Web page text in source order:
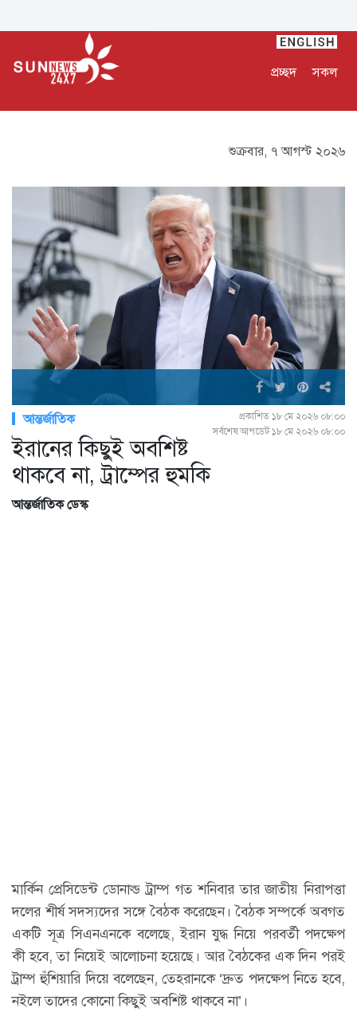
প্রচ্ছদ সকল
শুক্রবার, ৭ আগস্ট ২০২৬
আন্তর্জাতিক
প্রকাশিত ১৮ মে ২০২৬ ০৮:০০
সর্বশেষ আপডেট ১৮ মে ২০২৬ ০৮:০০
ইরানের কিছুই অবশিষ্ট
থাকবে না, ট্রাম্পের হুমকি
আন্তর্জাতিক ডেস্ক
মার্কিন প্রেসিডেন্ট ডোনাল্ড ট্রাম্প গত শনিবার তার জাতীয় নিরাপত্তা
দলের শীর্ষ সদস্যদের সঙ্গে বৈঠক করেছেন। বৈঠক সম্পর্কে অবগত
একটি সূত্র সিএনএনকে বলেছে, ইরান যুদ্ধ নিয়ে পরবর্তী পদক্ষেপ
কী হবে, তা নিয়েই আলোচনা হয়েছে। আর বৈঠকের এক দিন পরই
ট্রাম্প হুঁশিয়ারি দিয়ে বলেছেন, তেহরানকে ‘দ্রুত পদক্ষেপ নিতে হবে,
নইলে তাদের কোনো কিছুই অবশিষ্ট থাকবে না’।